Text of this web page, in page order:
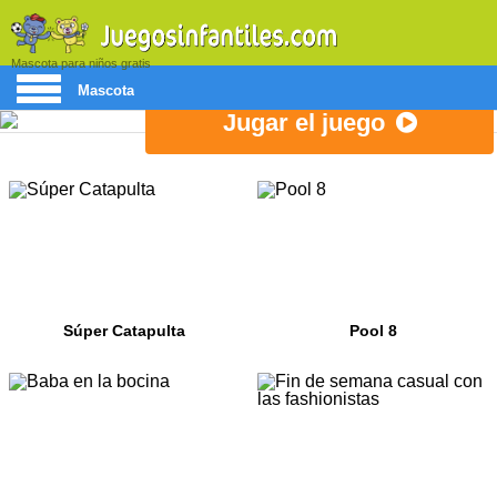
Mascota para niños gratis
Mascota
Jugar el juego
Súper Catapulta Pool 8